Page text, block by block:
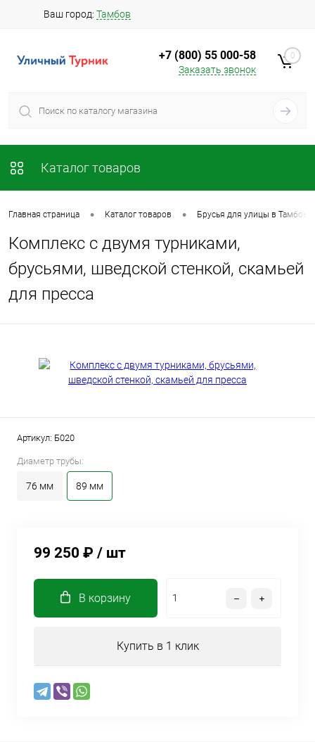
Ваш город: Тамбов
+7 (800) 55 000-58
Заказать звонок
0
Каталог товаров
Главная страница • Каталог товаров • Брусья для улицы в Тамбове
Комплекс с двумя турниками,
брусьями, шведской стенкой, скамьей
для пресса
Артикул: Б020
Диаметр трубы:
76 мм 89 мм
99 250 ₽ / шт
В корзину
Купить в 1 клик